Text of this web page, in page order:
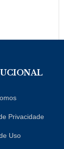
Privacidade
Uso